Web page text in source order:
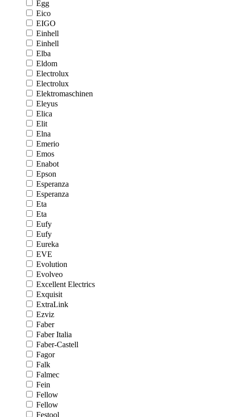
Egg
Eico
EIGO
Einhell
Einhell
Elba
Eldom
Electrolux
Electrolux
Elektromaschinen
Eleyus
Elica
Elit
Elna
Emerio
Emos
Enabot
Epson
Esperanza
Esperanza
Eta
Eta
Eufy
Eufy
Eureka
EVE
Evolution
Evolveo
Excellent Electrics
Exquisit
ExtraLink
Ezviz
Faber
Faber Italia
Faber-Castell
Fagor
Falk
Falmec
Fein
Fellow
Fellow
Festool